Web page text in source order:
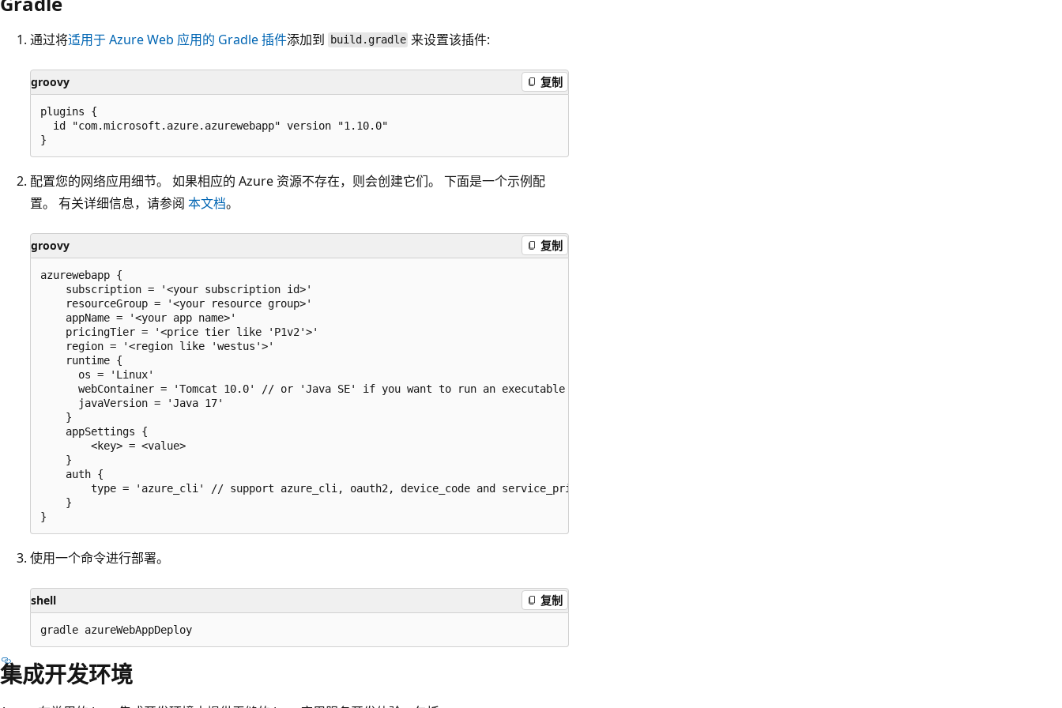
通过将适用于 Azure Web 应用的 Gradle 插件添加到 build.gradle 来设置该插件:
groovy 复制
plugins {
  id "com.microsoft.azure.azurewebapp" version "1.10.0"
配置您的网络应用细节。 如果相应的 Azure 资源不存在，则会创建它们。 下面是一个示例配
置。 有关详细信息，请参阅 本文档。
groovy 复制
azurewebapp {
    subscription = '<your subscription id>'
    resourceGroup = '<your resource group>'
    appName = '<your app name>'
    pricingTier = '<price tier like 'P1v2'>'
    region = '<region like 'westus'>'
    runtime {
      os = 'Linux'
      webContainer = 'Tomcat 10.0' // or 'Java SE' if you want to run an executable jar
      javaVersion = 'Java 17'
    }
    appSettings {
        <key> = <value>
    }
    auth {
        type = 'azure_cli' // support azure_cli, oauth2, device_code and service_principal
    }
使用一个命令进行部署。
shell 复制
集成开发环境